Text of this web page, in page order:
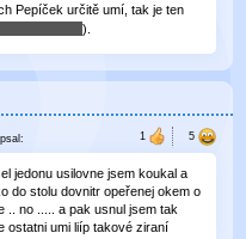
Pepíček určitě umí, tak je ten
).
jedonu usilovne jsem koukal a
do stolu dovnitr opeřenej okem o
.. no ..... a pak usnul jsem tak
ostatni umi liíp takové ziraní